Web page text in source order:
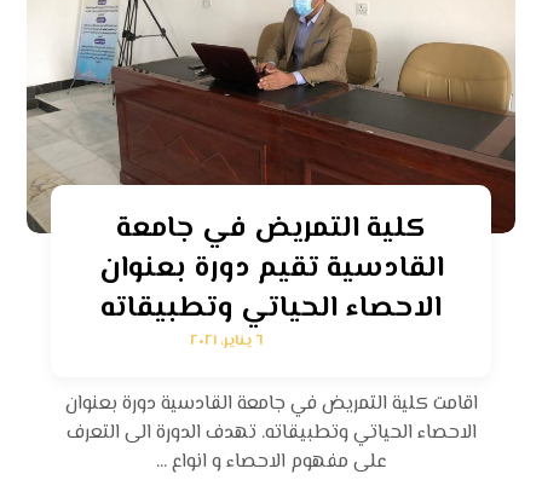
كلية التمريض في جامعة
القادسية تقيم دورة بعنوان
الاحصاء الحياتي وتطبيقاته
٦ يناير، ٢٠٢١
اقامت كلية التمريض في جامعة القادسية دورة بعنوان
الاحصاء الحياتي وتطبيقاته. تهدف الدورة الى التعرف
على مفهوم الاحصاء و انواع ...